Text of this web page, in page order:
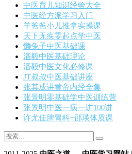
中医育儿知识经验大全
中医经方派学习入门
羊爸爸小儿推拿实操课
天下无疾零起点学中医
懒兔子中医基础课
潘毅中医基础理论
潘毅中医文化必修课
JT叔叔中医基础讲座
张其成讲黄帝内经全集
张景明零基础学中医训练营
张景明中医一病一讲100讲
许尤佳脾胃科+邵瑛体质课